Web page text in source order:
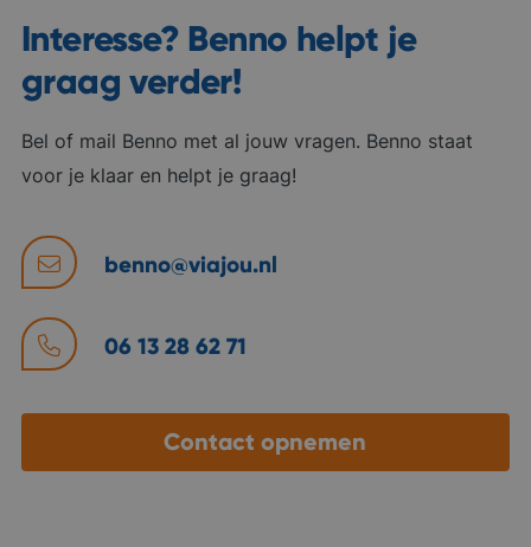
Interesse? Benno helpt je
graag verder!
Bel of mail Benno met al jouw vragen. Benno staat
voor je klaar en helpt je graag!
benno@viajou.nl
06 13 28 62 71
Contact opnemen